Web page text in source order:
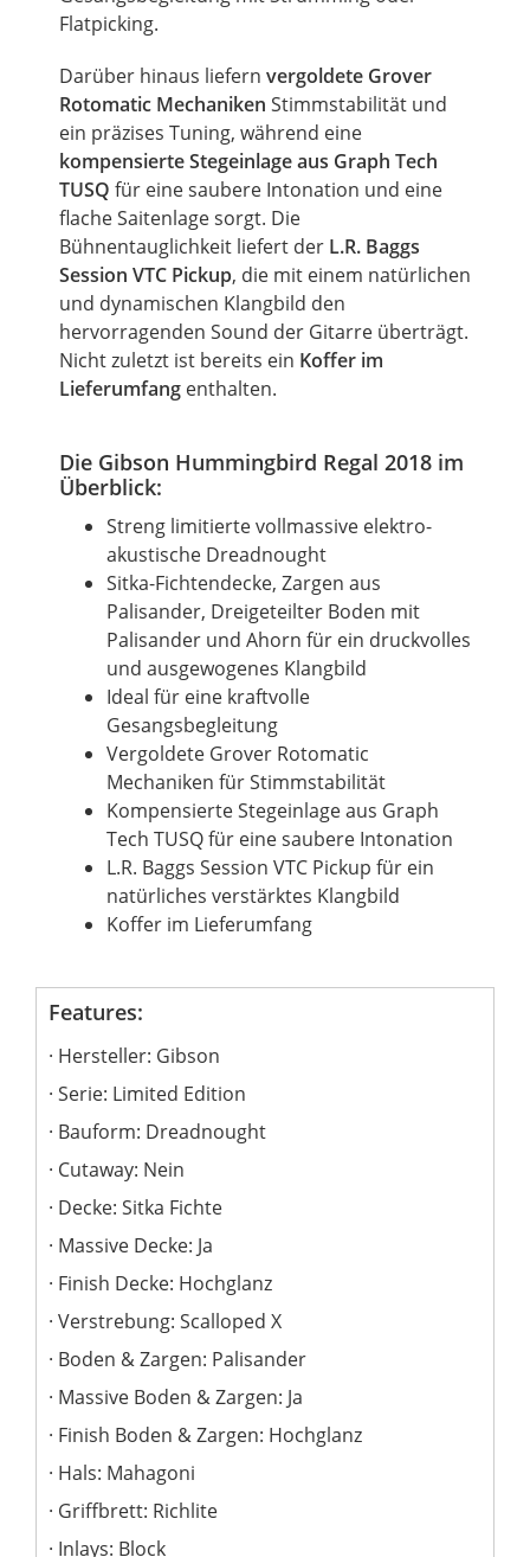
Flatpicking.
Darüber hinaus liefern vergoldete Grover
Rotomatic Mechaniken Stimmstabilität und
ein präzises Tuning, während eine
kompensierte Stegeinlage aus Graph Tech
TUSQ für eine saubere Intonation und eine
flache Saitenlage sorgt. Die
Bühnentauglichkeit liefert der L.R. Baggs
Session VTC Pickup, die mit einem natürlichen
und dynamischen Klangbild den
hervorragenden Sound der Gitarre überträgt.
Nicht zuletzt ist bereits ein Koffer im
Lieferumfang enthalten.
Die Gibson Hummingbird Regal 2018 im
Überblick:
Streng limitierte vollmassive elektro-
akustische Dreadnought
Sitka-Fichtendecke, Zargen aus
Palisander, Dreigeteilter Boden mit
Palisander und Ahorn für ein druckvolles
und ausgewogenes Klangbild
Ideal für eine kraftvolle
Gesangsbegleitung
Vergoldete Grover Rotomatic
Mechaniken für Stimmstabilität
Kompensierte Stegeinlage aus Graph
Tech TUSQ für eine saubere Intonation
L.R. Baggs Session VTC Pickup für ein
natürliches verstärktes Klangbild
Koffer im Lieferumfang
Features:
Hersteller: Gibson
Serie: Limited Edition
Bauform: Dreadnought
Cutaway: Nein
Decke: Sitka Fichte
Massive Decke: Ja
Finish Decke: Hochglanz
Verstrebung: Scalloped X
Boden & Zargen: Palisander
Massive Boden & Zargen: Ja
Finish Boden & Zargen: Hochglanz
Hals: Mahagoni
Griffbrett: Richlite
Inlays: Block